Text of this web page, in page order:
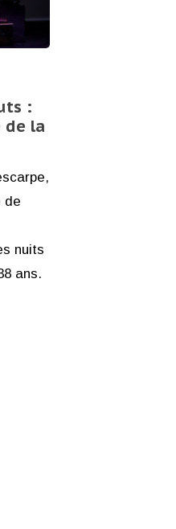
:
de la
de
nuits
ans.